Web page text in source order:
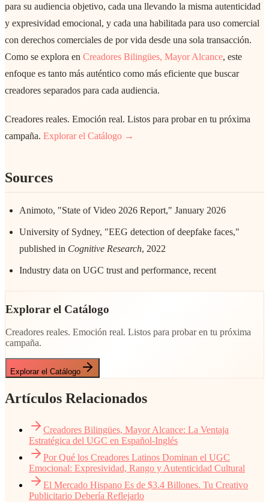
para su audiencia objetivo, cada una llevando la misma autenticidad
y expresividad emocional, y cada una habilitada para uso comercial
con derechos comerciales de por vida desde una sola transacción.
Como se explora en Creadores Bilingües, Mayor Alcance, este
enfoque es tanto más auténtico como más eficiente que buscar
creadores separados para cada audiencia.
Creadores reales. Emoción real. Listos para probar en tu próxima
campaña. Explorar el Catálogo →
Sources
Animoto, "State of Video 2026 Report," January 2026
University of Sydney, "EEG detection of deepfake faces,"
published in Cognitive Research, 2022
Industry data on UGC trust and performance, recent
Explorar el Catálogo
Creadores reales. Emoción real. Listos para probar en tu próxima
campaña.
Explorar el Catálogo
Artículos Relacionados
Creadores Bilingües, Mayor Alcance: La Ventaja
Estratégica del UGC en Español-Inglés
Por Qué los Creadores Latinos Dominan el UGC
Emocional: Expresividad, Rango y Autenticidad Cultural
El Mercado Hispano Es de $3.4 Billones. Tu Creativo
Publicitario Debería Reflejarlo